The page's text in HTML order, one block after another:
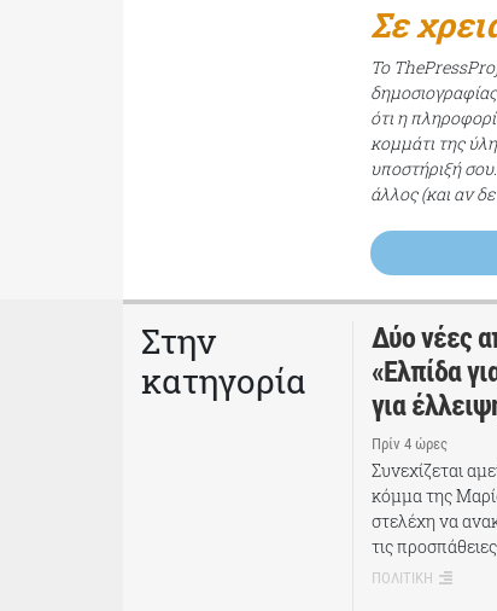
Σε
Το
ότι η
κομμάτι της
υποστήριξή
άλλος (και αν
Στην
κατηγορία
Δύο νέες
«Ελπίδα
για
Πρίν 4 ώρες
Συνεχίζεται
κόμμα της
στελέχη να
τις
ΠΟΛΙΤΙΚΗ